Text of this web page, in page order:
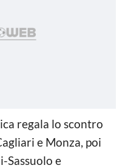
regala lo scontro
e Monza, poi
Sassuolo e